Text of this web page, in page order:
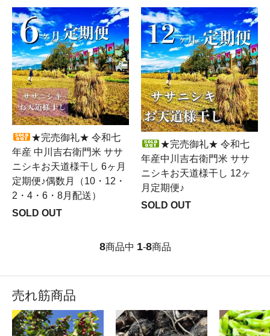
★完売御礼★ 令和七
年産 中川吉右衛門米 ササ
ニシキお天道様干し 6ヶ月
定期便♪偶数月（10・12・
2・4・6・8月配送）
SOLD OUT
★完売御礼★ 令和七
年産中川吉右衛門米 ササ
ニシキお天道様干し 12ヶ
月定期便♪
SOLD OUT
8商品中 1-8商品
売れ筋商品